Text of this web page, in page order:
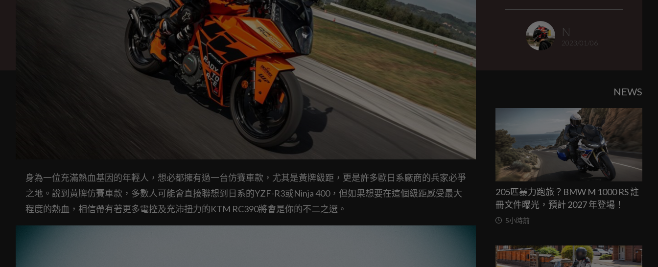
N
2023/01/06
身為一位充滿熱血基因的年輕人，想必都擁有過一台仿賽車款，尤其是黃牌級距，更是許多歐日系廠商的兵家必爭
之地。說到黃牌仿賽車款，多數人可能會直接聯想到日系的YZF-R3或Ninja 400，但如果想要在這個級距感受最大
程度的熱血，相信帶有著更多電控及充沛扭力的KTM RC390將會是你的不二之選。
NEWS
205匹暴力跑旅？BMW M 1000 RS 註
冊文件曝光，預計 2027 年登場！
5小時前